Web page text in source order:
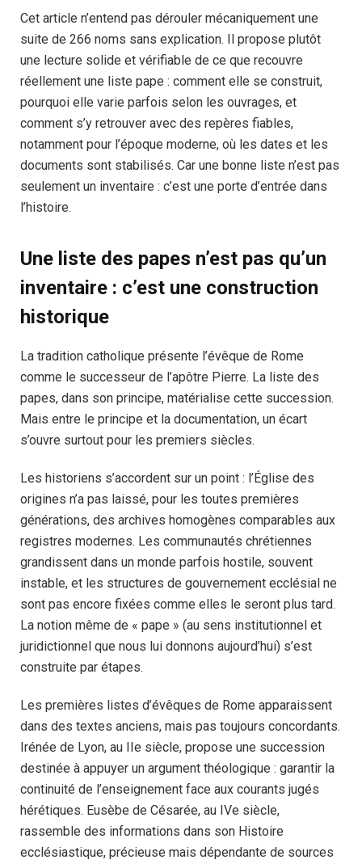
Cet article n’entend pas dérouler mécaniquement une
suite de 266 noms sans explication. Il propose plutôt
une lecture solide et vérifiable de ce que recouvre
réellement une liste pape : comment elle se construit,
pourquoi elle varie parfois selon les ouvrages, et
comment s’y retrouver avec des repères fiables,
notamment pour l’époque moderne, où les dates et les
documents sont stabilisés. Car une bonne liste n’est pas
seulement un inventaire : c’est une porte d’entrée dans
l’histoire.
Une liste des papes n’est pas qu’un
inventaire : c’est une construction
historique
La tradition catholique présente l’évêque de Rome
comme le successeur de l’apôtre Pierre. La liste des
papes, dans son principe, matérialise cette succession.
Mais entre le principe et la documentation, un écart
s’ouvre surtout pour les premiers siècles.
Les historiens s’accordent sur un point : l’Église des
origines n’a pas laissé, pour les toutes premières
générations, des archives homogènes comparables aux
registres modernes. Les communautés chrétiennes
grandissent dans un monde parfois hostile, souvent
instable, et les structures de gouvernement ecclésial ne
sont pas encore fixées comme elles le seront plus tard.
La notion même de « pape » (au sens institutionnel et
juridictionnel que nous lui donnons aujourd’hui) s’est
construite par étapes.
Les premières listes d’évêques de Rome apparaissent
dans des textes anciens, mais pas toujours concordants.
Irénée de Lyon, au IIe siècle, propose une succession
destinée à appuyer un argument théologique : garantir la
continuité de l’enseignement face aux courants jugés
hérétiques. Eusèbe de Césarée, au IVe siècle,
rassemble des informations dans son Histoire
ecclésiastique, précieuse mais dépendante de sources